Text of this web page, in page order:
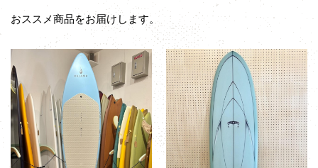
おススメ商品をお届けします。